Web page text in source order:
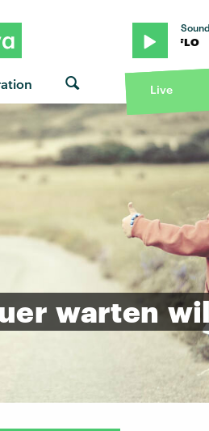
· "Remedied" von FLO ·
Live
warten